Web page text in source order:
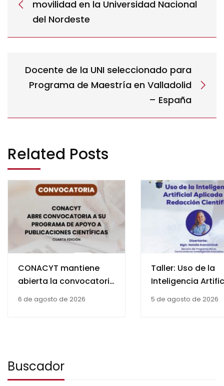
movilidad en la Universidad Nacional
del Nordeste
Docente de la UNI seleccionado para
Programa de Maestría en Valladolid
– España
Related Posts
CONACYT mantiene
abierta la convocatoria
de la cuarta edición del
6 de agosto de 2026
Taller: Uso de la
Inteligencia
Aplicada a la
5 de agosto de 2026
Buscador